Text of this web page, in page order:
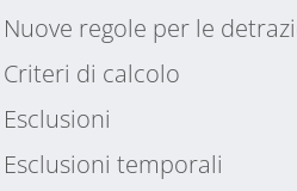
Nuove regole per le
Criteri di calcolo
Esclusioni
Esclusioni temporali